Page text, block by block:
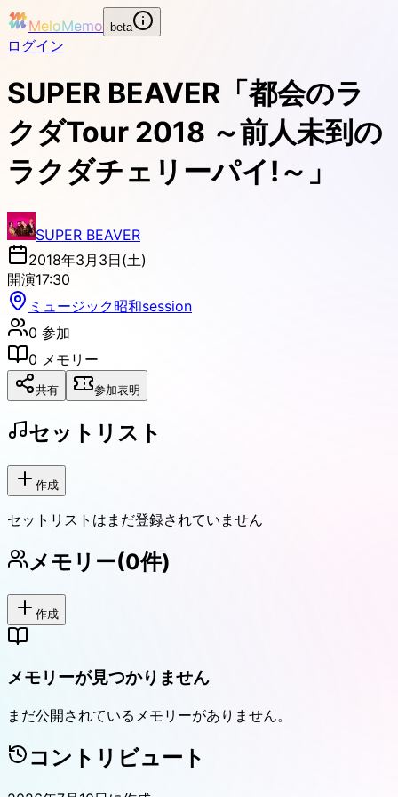
MeloMemo beta
ログイン
SUPER BEAVER「都会のラ
クダTour 2018 ～前人未到の
ラクダチェリーパイ!～」
SUPER BEAVER
2018年3月3日(土)
開演17:30
ミュージック昭和session
0 参加
0 メモリー
共有 参加表明
セットリスト
作成
セットリストはまだ登録されていません
メモリー(0件)
作成
メモリーが見つかりません
まだ公開されているメモリーがありません。
コントリビュート